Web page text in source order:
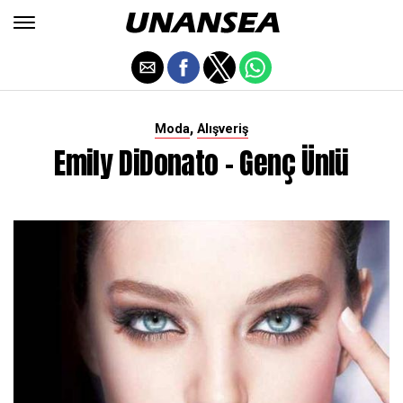
Moda, Alışveriş
Emily DiDonato - Genç Ünlü